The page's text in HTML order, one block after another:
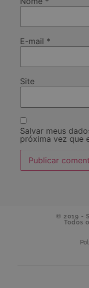
E-mail *
Site
Salvar meus
próxima vez que
© 2019 -
Todos